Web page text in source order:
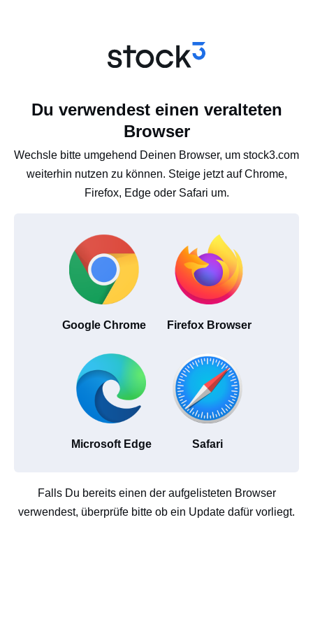
Du verwendest einen veralteten
Browser
Wechsle bitte umgehend Deinen Browser, um stock3.com
weiterhin nutzen zu können. Steige jetzt auf Chrome,
Firefox, Edge oder Safari um.
Google Chrome Firefox Browser
Microsoft Edge Safari
Falls Du bereits einen der aufgelisteten Browser
verwendest, überprüfe bitte ob ein Update dafür vorliegt.